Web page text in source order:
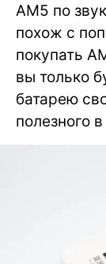
AM5 по
похож с
покупать
вы только
батарею
полезного